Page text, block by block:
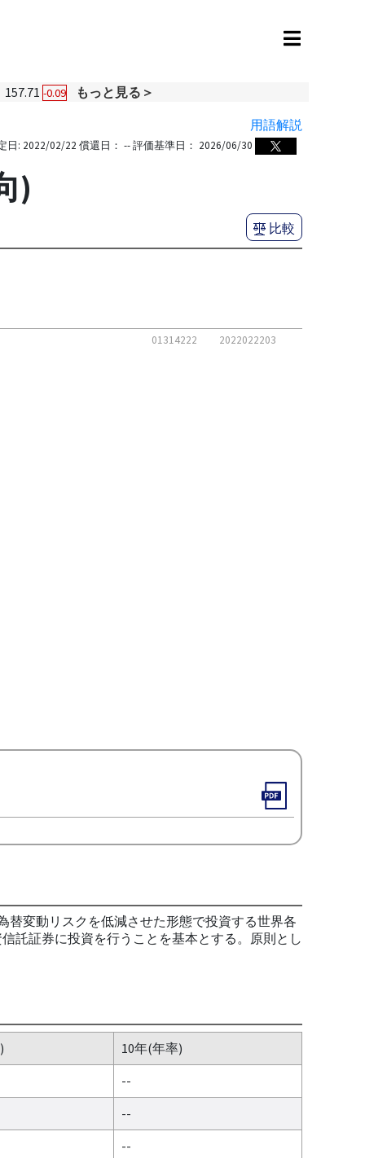
157.71 -0.09
もっと見る＞
用語解説
日: 2022/02/22 償還日： -- 評価基準日： 2026/06/30
)
比較
01314222 2022022203
変動リスクを低減させた形態で投資する世界各
託証券に投資を行うことを基本とする。原則とし
10年(年率)
--
--
--